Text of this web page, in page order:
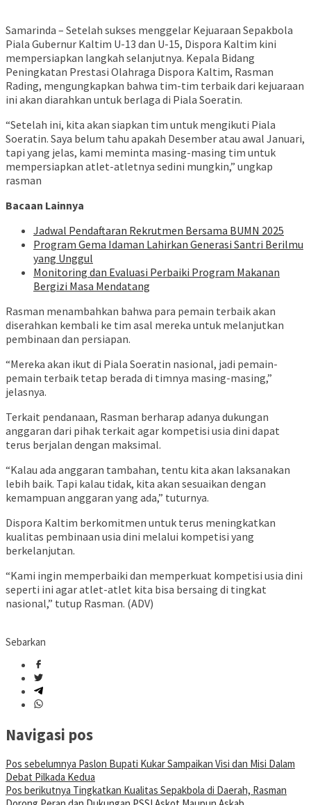
Samarinda – Setelah sukses menggelar Kejuaraan Sepakbola
Piala Gubernur Kaltim U-13 dan U-15, Dispora Kaltim kini
mempersiapkan langkah selanjutnya. Kepala Bidang
Peningkatan Prestasi Olahraga Dispora Kaltim, Rasman
Rading, mengungkapkan bahwa tim-tim terbaik dari kejuaraan
ini akan diarahkan untuk berlaga di Piala Soeratin.
“Setelah ini, kita akan siapkan tim untuk mengikuti Piala
Soeratin. Saya belum tahu apakah Desember atau awal Januari,
tapi yang jelas, kami meminta masing-masing tim untuk
mempersiapkan atlet-atletnya sedini mungkin,” ungkap
rasman
Bacaan Lainnya
Jadwal Pendaftaran Rekrutmen Bersama BUMN 2025
Program Gema Idaman Lahirkan Generasi Santri Berilmu
yang Unggul
Monitoring dan Evaluasi Perbaiki Program Makanan
Bergizi Masa Mendatang
Rasman menambahkan bahwa para pemain terbaik akan
diserahkan kembali ke tim asal mereka untuk melanjutkan
pembinaan dan persiapan.
“Mereka akan ikut di Piala Soeratin nasional, jadi pemain-
pemain terbaik tetap berada di timnya masing-masing,”
jelasnya.
Terkait pendanaan, Rasman berharap adanya dukungan
anggaran dari pihak terkait agar kompetisi usia dini dapat
terus berjalan dengan maksimal.
“Kalau ada anggaran tambahan, tentu kita akan laksanakan
lebih baik. Tapi kalau tidak, kita akan sesuaikan dengan
kemampuan anggaran yang ada,” tuturnya.
Dispora Kaltim berkomitmen untuk terus meningkatkan
kualitas pembinaan usia dini melalui kompetisi yang
berkelanjutan.
“Kami ingin memperbaiki dan memperkuat kompetisi usia dini
seperti ini agar atlet-atlet kita bisa bersaing di tingkat
nasional,” tutup Rasman. (ADV)
Sebarkan
Navigasi pos
Pos sebelumnya Paslon Bupati Kukar Sampaikan Visi dan Misi Dalam
Debat Pilkada Kedua
Pos berikutnya Tingkatkan Kualitas Sepakbola di Daerah, Rasman